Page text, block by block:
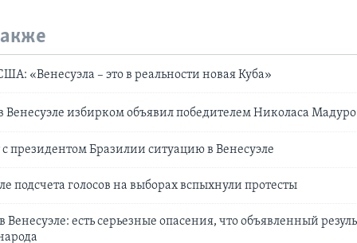
«Венесуэла – это в реальности новая Куба»
Венесуэле избирком объявил победителем Николаса Мадуро
президентом Бразилии ситуацию в Венесуэле
подсчета голосов на выборах вспыхнули протесты
есть серьезные опасения, что объявленный